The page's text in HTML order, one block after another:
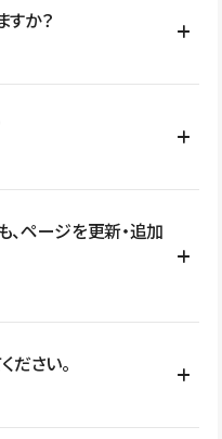
URLを整理したうえで、
。 WordPressの場合は、
行されるわけではないた
設計、URL・リダイレク
すか？
複数部門での運用、権限管
との連携など、個別の要件が
。CMS利用数の上限、権限
す。詳しくは料金プランペ
ページを更新・追加
更新範囲を設計しておく
用できます。 さらにコン
ださい。